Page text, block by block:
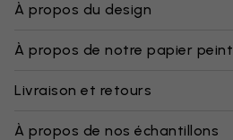
À propos du design
À propos de notre papier peint
Livraison et retours
À propos de nos échantillons